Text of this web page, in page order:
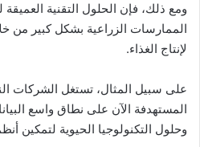
ومع ذلك، فإن الحلول التقنية العميقة
الممارسات الزراعية بشكل كبير من
لإنتاج الغذاء.
على سبيل المثال، تستغل الشركات
وحلول التكنولوجيا الحيوية لتمكين